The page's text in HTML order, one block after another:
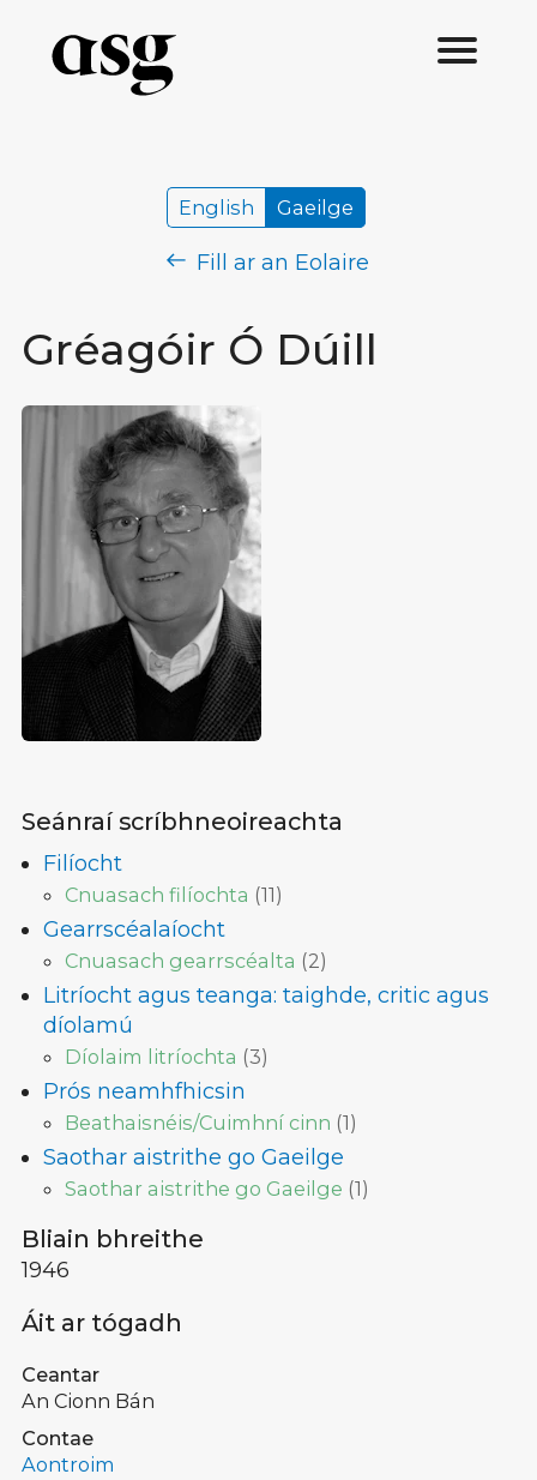
Gréagóir Ó Dúill
English Gaeilge
Fill ar an Eolaire
Seánraí scríbhneoireachta
Filíocht
Cnuasach filíochta (11)
Gearrscéalaíocht
Cnuasach gearrscéalta (2)
Litríocht agus teanga: taighde, critic agus
díolamú
Díolaim litríochta (3)
Prós neamhfhicsin
Beathaisnéis/Cuimhní cinn (1)
Saothar aistrithe go Gaeilge
Saothar aistrithe go Gaeilge (1)
Bliain bhreithe
1946
Áit ar tógadh
Ceantar
An Cionn Bán
Contae
Aontroim